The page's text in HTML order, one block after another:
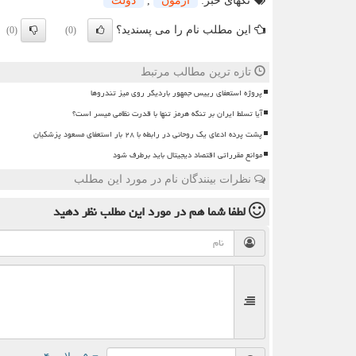
این مطلب نام را می پسندید؟ (0)
(0)
تازه ترین مطالب مرتبط
پروژه استعفای رییس جمهور باردیگر روی میز تندروها
آیا تسلط ایران بر تنگه هرمز تنها با قدرت نظامی میسر است؟
پشت پرده ادعای یک روحانی در رابطه با ۲۸ بار استعفای مسعود پزشکیان
موانع مقرراتی اقتصاد دیجیتال باید برطرف شود
نظرات بینندگان نام در مورد این مطلب
لطفا شما همدر مورد این مطلبنظر دهید